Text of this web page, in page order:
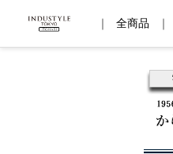
｜ 全商品 ｜